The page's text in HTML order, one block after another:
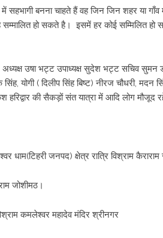
सहभागी बनना चाहते हैं वह जिन जिन शहर या
हो सकते है। इसमें हर कोई सम्मिलित
उषा भट्ट उपाध्यक्ष सुदेश भट्ट सचिव सुमन
योगी ( दिलीप सिंह बिष्ट) नीरज चौधरी, मदन
की सैकड़ों संत यात्रा में आदि लोग मौजूद
धाम(टिहरी जनपद) क्षेत्र रात्रि विश्राम कैराराम
जोशीमठ।
कमलेश्वर महादेव मंदिर श्रीनगर